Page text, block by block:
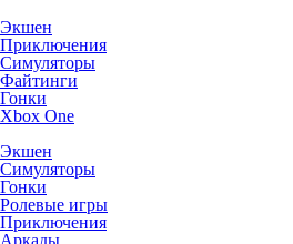
Экшен
Приключения
Симуляторы
Файтинги
Гонки
Xbox One
Экшен
Симуляторы
Гонки
Ролевые игры
Приключения
Аркады